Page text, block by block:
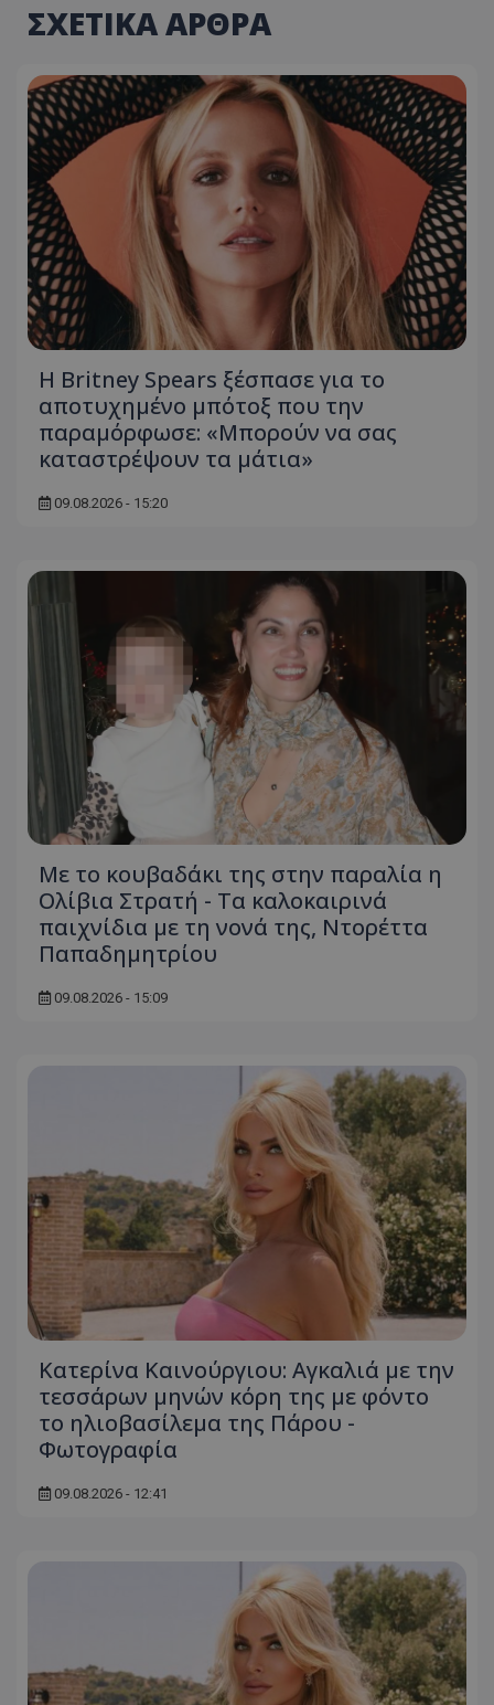
ΣΧΕΤΙΚΑ ΑΡΘΡΑ
Η Britney Spears ξέσπασε για το
αποτυχημένο μπότοξ που την
παραμόρφωσε: «Μπορούν να σας
καταστρέψουν τα μάτια»
09.08.2026 - 15:20
Με το κουβαδάκι της στην παραλία η
Ολίβια Στρατή - Τα καλοκαιρινά
παιχνίδια με τη νονά της, Ντορέττα
Παπαδημητρίου
09.08.2026 - 15:09
Κατερίνα Καινούργιου: Αγκαλιά με την
τεσσάρων μηνών κόρη της με φόντο
το ηλιοβασίλεμα της Πάρου -
Φωτογραφία
09.08.2026 - 12:41